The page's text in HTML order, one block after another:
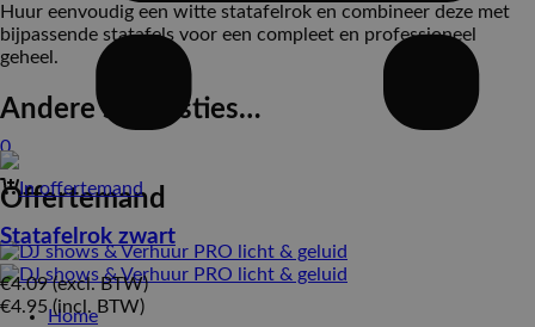
0
Offertemand
Home
Huur eenvoudig een witte statafelrok en combineer deze met
bijpassende statafels voor een compleet en professioneel
geheel.
Andere suggesties…
In offertemand
Statafelrok zwart
€4.09(excl. BTW)
€4.95(incl. BTW)